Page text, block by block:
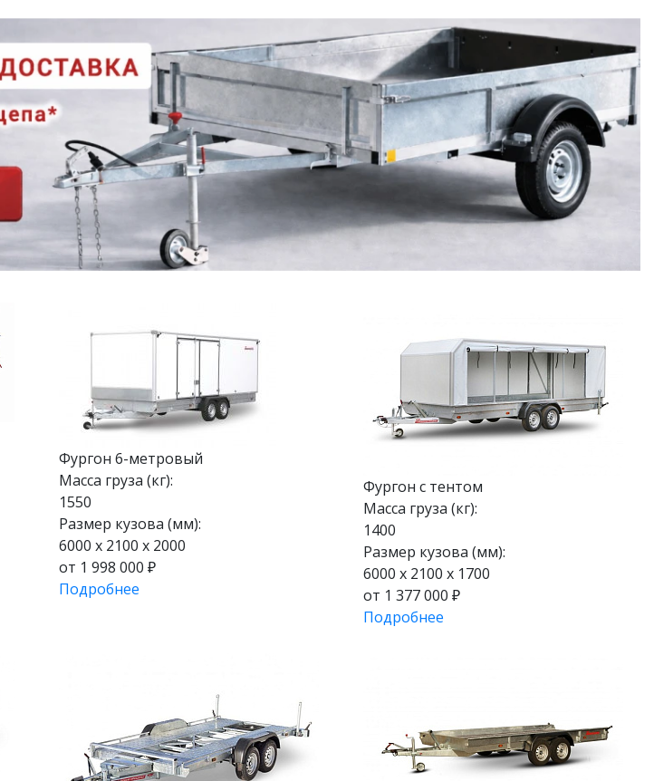
Фургон 6-метровый
Масса груза (кг):
1550
Размер кузова (мм):
6000 x 2100 x 2000
от 1 998 000 ₽
Подробнее
Фургон с тентом
Масса груза (кг):
1400
Размер кузова (мм):
6000 х 2100 х 1700
от 1 377 000 ₽
Подробнее